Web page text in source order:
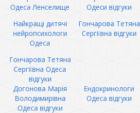
Одеса Ленселище
Одеси відгуки
Найкращі дитячі
нейропсихологи
Одеса
Гончарова Тетяна
Сергіївна відгуки
Гончарова Тетяна
Сергіївна Одеса
відгуки
Догонова Марія
Володимирівна
Одеса відгуки
Ендокринологи
Одеса відгуки